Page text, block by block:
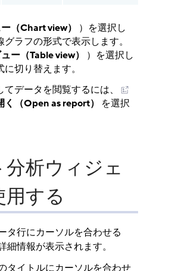
（Chart view）
​ ）を選択し
ラフの形式で表示します。
ー（Table view）
​ ）を選択し
切り替えます。
てデータを閲覧するには、
く（Open as report）
​ を選択
分析ウィジェ
用する
タ行にカーソルを合わせる
細情報が表示されます。
タイトルにカーソルを合わせ